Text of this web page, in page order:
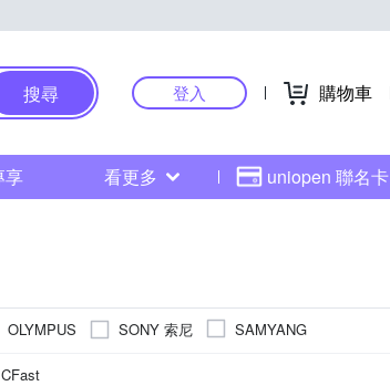
搜尋 登入 購物車
享 看更多 uniopen 聯名卡
OLYMPUS SONY 索尼 SAMYANG
CFast